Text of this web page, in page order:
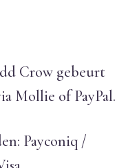
Crow gebeurt
Mollie of PayPal.
Payconiq /